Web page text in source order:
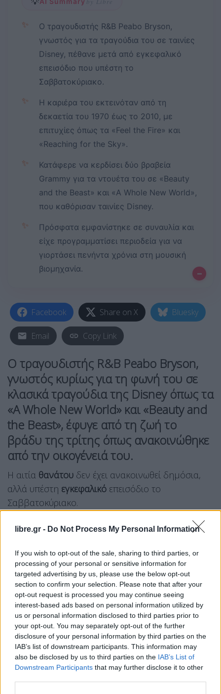
libre.gr - Do Not Process My Personal Information
If you wish to opt-out of the sale, sharing to third parties, or
processing of your personal or sensitive information for
targeted advertising by us, please use the below opt-out
section to confirm your selection. Please note that after your
opt-out request is processed you may continue seeing
interest-based ads based on personal information utilized by
us or personal information disclosed to third parties prior to
your opt-out. You may separately opt-out of the further
disclosure of your personal information by third parties on the
IAB’s list of downstream participants. This information may
also be disclosed by us to third parties on the IAB’s List of
Downstream Participants that may further disclose it to other
✨
Ο τραγουδιστής R&B Peabo Bryson,
γνωστός για τα τραγούδια του σε ταινίες
Disney, πέθανε μετά από εγκεφαλικό
επεισόδιο που υπέστη το
Σαββατοκύριακο.
✨
Η καριέρα του εκτεινόταν από τη
δεκαετία του 1970 έως το 2010, με
επιτυχίες όπως τα «Feel the Fire» και
«Reaching for the Sky».
✨
Κατάφερε να κερδίσει δύο βραβεία
Grammy για τα ντουέτα του σε «Beauty
and the Beast» και «A Whole New World»,
που καθόρισαν ταινίες Disney.
✨
Πρόσφατα εμφανίστηκε σε συναυλία και
είχε προγραμματίσει περιοδεία για να
γιορτάσει πενήντα χρόνια στη μουσική
βιομηχανία.
–
Facebook Share on X Bluesky
Email Copy Link
Ο τραγουδιστής R&B Peabo Bryson,
γνωστός κυρίως για τη φωνή του σε
κλασικά τραγούδια της Disney όπως τα
«A Whole New World» και «Beauty and
the Beast», έφυγε από τη ζωή το
βράδυ της τρίτης όπως ανακοινώθηκε
από την οικογένειά του.
Η αιτία θανάτου δεν έχει ανακοινωθεί δημόσια,
αλλά υπέστη εγκεφαλικό επεισόδιο το
Σαββατοκύριακο.
Οβετεράνοςτραγουδιστής R&B ήταν η φωνή
δεκαετία του 1970 έως τη δεκαετία του 2010,
συμπεριλαμβανομένων τωνFeel the Fire, I’m So
Into You, Can You Stop the Rain, If Ever You’re In
My Arms Again και Reaching for the Sky.
«Για περισσότερες από πέντε δεκαετίες, η
εξαιρετική φωνή του Peabo αποτέλεσε το
soundtrack μερικών από τις πιο αγαπημένες
στιγμές της ζωής»,ανέφερε ηοικογένειά του στη
δήλωση.